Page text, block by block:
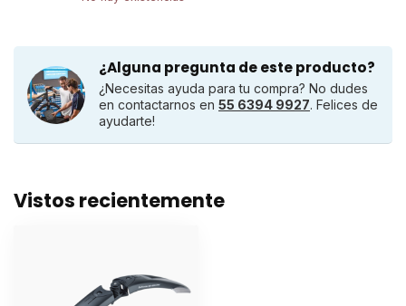
¿Alguna pregunta de este producto?
¿Necesitas ayuda para tu compra? No dudes
en contactarnos en 55 6394 9927. Felices de
ayudarte!
Vistos recientemente